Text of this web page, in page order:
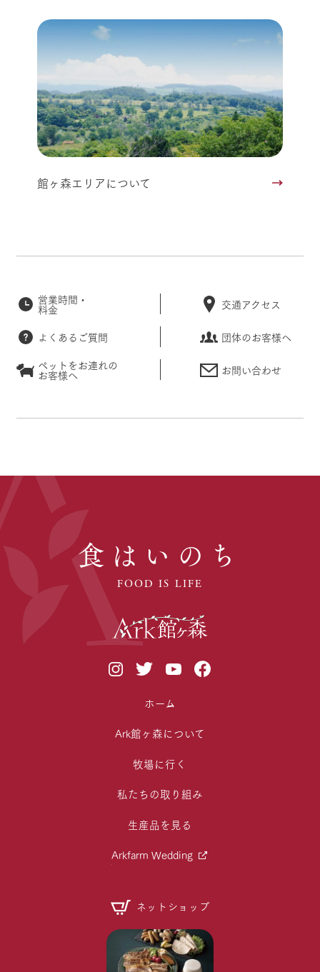
館ヶ森エリアについて
営業時間・
料金 交通アクセス
よくあるご質問
団体のお客様へ
ペットをお連れの
お客様へ お問い合わせ
食はいのち
FOOD IS LIFE
ホーム
Ark館ヶ森について
牧場に行く
私たちの取り組み
生産品を見る
Arkfarm Wedding
ネットショップ